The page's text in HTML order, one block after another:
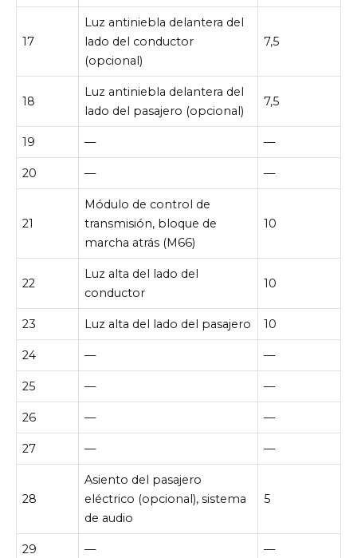
17
Luz antiniebla delantera del
lado del conductor
(opcional)
7,5
18
Luz antiniebla delantera del
lado del pasajero (opcional)
7,5
19 — —
20 — —
21
Módulo de control de
transmisión, bloque de
marcha atrás (M66)
10
22
Luz alta del lado del
conductor
10
23 Luz alta del lado del pasajero 10
24 — —
25 — —
26 — —
27 — —
28
Asiento del pasajero
eléctrico (opcional), sistema
de audio
5
29 — —